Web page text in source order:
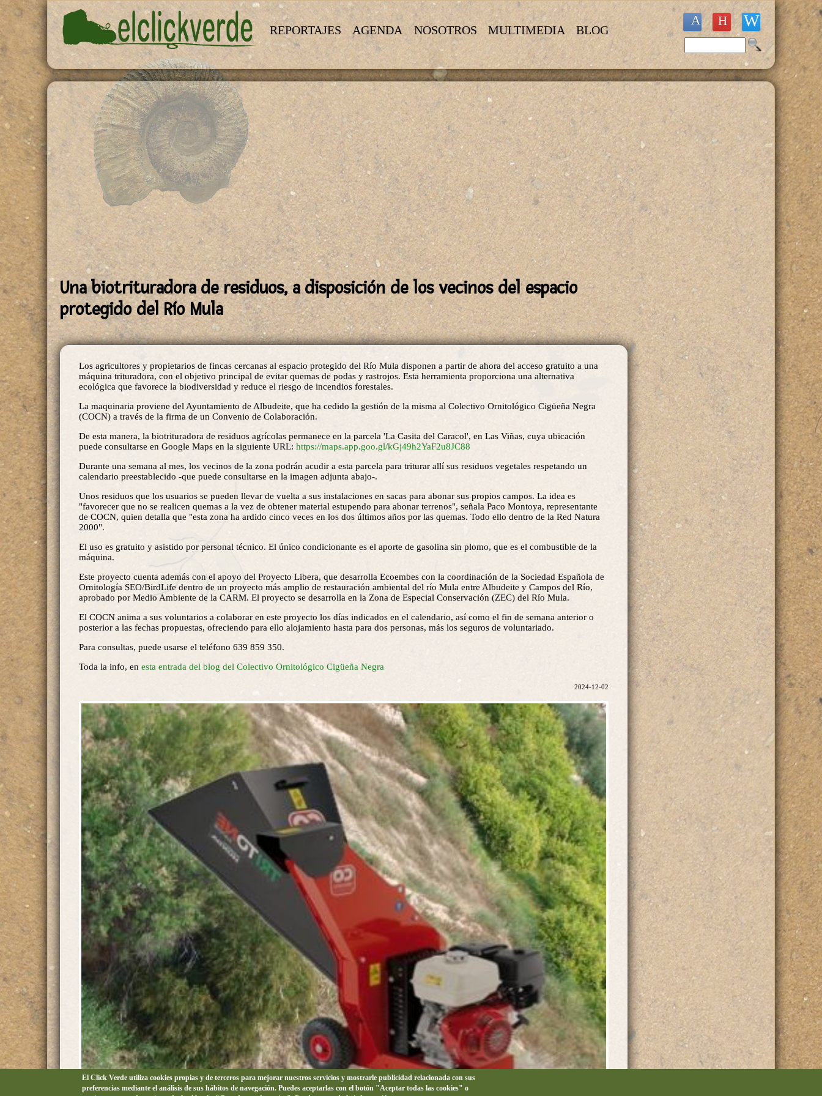
Pasar al contenido principal
REPORTAJES AGENDA NOSOTROS MULTIMEDIA BLOG
Formulario de búsqueda
Una biotrituradora de residuos, a disposición de los vecinos del espacio
protegido del Río Mula
Los agricultores y propietarios de fincas cercanas al espacio protegido del Río Mula disponen a partir de ahora del acceso gratuito a una
máquina trituradora, con el objetivo principal de evitar quemas de podas y rastrojos. Esta herramienta proporciona una alternativa
ecológica que favorece la biodiversidad y reduce el riesgo de incendios forestales.
La maquinaria proviene del Ayuntamiento de Albudeite, que ha cedido la gestión de la misma al Colectivo Ornitológico Cigüeña Negra
(COCN) a través de la firma de un Convenio de Colaboración.
De esta manera, la biotrituradora de residuos agrícolas permanece en la parcela 'La Casita del Caracol', en Las Viñas, cuya ubicación
puede consultarse en Google Maps en la siguiente URL: https://maps.app.goo.gl/kGj49h2YaF2u8JC88
Durante una semana al mes, los vecinos de la zona podrán acudir a esta parcela para triturar allí sus residuos vegetales respetando un
calendario preestablecido -que puede consultarse en la imagen adjunta abajo-.
Unos residuos que los usuarios se pueden llevar de vuelta a sus instalaciones en sacas para abonar sus propios campos. La idea es
"favorecer que no se realicen quemas a la vez de obtener material estupendo para abonar terrenos", señala Paco Montoya, representante
de COCN, quien detalla que "esta zona ha ardido cinco veces en los dos últimos años por las quemas. Todo ello dentro de la Red Natura
2000".
El uso es gratuito y asistido por personal técnico. El único condicionante es el aporte de gasolina sin plomo, que es el combustible de la
máquina.
Este proyecto cuenta además con el apoyo del Proyecto Libera, que desarrolla Ecoembes con la coordinación de la Sociedad Española de
Ornitología SEO/BirdLife dentro de un proyecto más amplio de restauración ambiental del río Mula entre Albudeite y Campos del Río,
aprobado por Medio Ambiente de la CARM. El proyecto se desarrolla en la Zona de Especial Conservación (ZEC) del Río Mula.
El COCN anima a sus voluntarios a colaborar en este proyecto los días indicados en el calendario, así como el fin de semana anterior o
posterior a las fechas propuestas, ofreciendo para ello alojamiento hasta para dos personas, más los seguros de voluntariado.
Para consultas, puede usarse el teléfono 639 859 350.
Toda la info, en esta entrada del blog del Colectivo Ornitológico Cigüeña Negra
2024-12-02
El Click Verde utiliza cookies propias y de terceros para mejorar nuestros servicios y mostrarle publicidad relacionada con sus
preferencias mediante el análisis de sus hábitos de navegación. Puedes aceptarlas con el botón "Aceptar todas las cookies" o